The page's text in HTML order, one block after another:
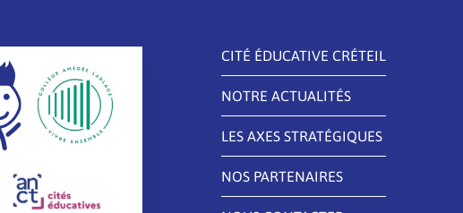
CITÉ ÉDUCATIVE CRÉTEIL
NOTRE ACTUALITÉS
LES AXES STRATÉGIQUES
NOS PARTENAIRES